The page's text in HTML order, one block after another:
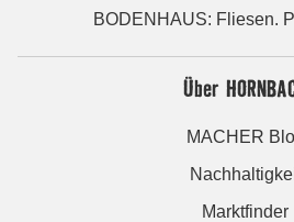
BODENHAUS: Fliesen.
Über
MACHER
Marktfinder